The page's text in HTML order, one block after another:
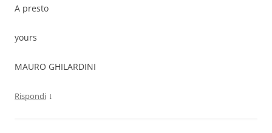
A presto
yours
MAURO GHILARDINI
Rispondi ↓